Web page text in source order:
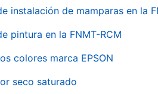
instalación de mamparas en la
pintura en la FNMT-RCM
colores marca EPSON
seco saturado